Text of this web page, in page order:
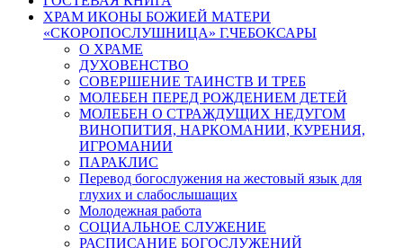
ХРАМ ИКОНЫ БОЖИЕЙ МАТЕРИ
«СКОРОПОСЛУШНИЦА» Г.ЧЕБОКСАРЫ
О ХРАМЕ
ДУХОВЕНСТВО
СОВЕРШЕНИЕ ТАИНСТВ И ТРЕБ
МОЛЕБЕН ПЕРЕД РОЖДЕНИЕМ ДЕТЕЙ
МОЛЕБЕН О СТРАЖДУЩИХ НЕДУГОМ
ВИНОПИТИЯ, НАРКОМАНИИ, КУРЕНИЯ,
ИГРОМАНИИ
ПАРАКЛИС
Перевод богослужения на жестовый язык для
глухих и слабослышащих
Молодежная работа
СОЦИАЛЬНОЕ СЛУЖЕНИЕ
РАСПИСАНИЕ БОГОСЛУЖЕНИЙ